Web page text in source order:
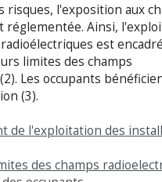
risques, l'exposition aux
réglementée. Ainsi,
est
limites des champs
Les occupants
(3).
de l'exploitation des
des champs